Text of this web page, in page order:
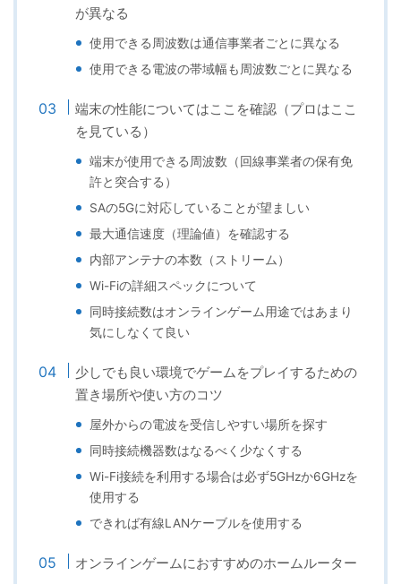
が異なる
使用できる周波数は通信事業者ごとに異なる
使用できる電波の帯域幅も周波数ごとに異なる
端末の性能についてはここを確認（プロはここ
を見ている）
端末が使用できる周波数（回線事業者の保有免
許と突合する）
SAの5Gに対応していることが望ましい
最大通信速度（理論値）を確認する
内部アンテナの本数（ストリーム）
Wi-Fiの詳細スペックについて
同時接続数はオンラインゲーム用途ではあまり
気にしなくて良い
少しでも良い環境でゲームをプレイするための
置き場所や使い方のコツ
屋外からの電波を受信しやすい場所を探す
同時接続機器数はなるべく少なくする
Wi-Fi接続を利用する場合は必ず5GHzか6GHzを
使用する
できれば有線LANケーブルを使用する
オンラインゲームにおすすめのホームルーター